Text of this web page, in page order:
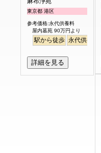
東京都 港区
参考価格:永代供養料
屋内墓苑 90万円より
駅から徒歩 永代供養
詳細を見る